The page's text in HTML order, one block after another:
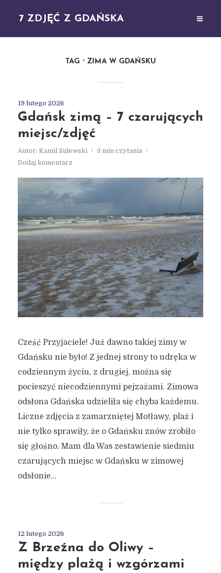
7 ZDJĘĆ Z GDAŃSKA
TAG ZIMA W GDAŃSKU
19 lutego 2026
Gdańsk zimą – 7 czarujących
miejsc/zdjęć
Autor: Kamil Sulewski
3 min czytania
Dodaj komentarz
Cześć Przyjaciele! Już dawno takiej zimy w
Gdańsku nie było! Z jednej strony to udręka w
codziennym życiu, z drugiej, można się
pocieszyć niecodziennymi pejzażami. Zimowa
odsłona Gdańska udzieliła się chyba każdemu.
Liczne zdjęcia z zamarzniętej Motławy, plaż i
nie tylko sprawiły, że o Gdańsku znów zrobiło
się głośno. Mam dla Was zestawienie siedmiu
czarujących miejsc w Gdańsku w zimowej
odsłonie...
12 lutego 2026
Z Brzeźna do Oliwy –
między plażą i wzgórzami